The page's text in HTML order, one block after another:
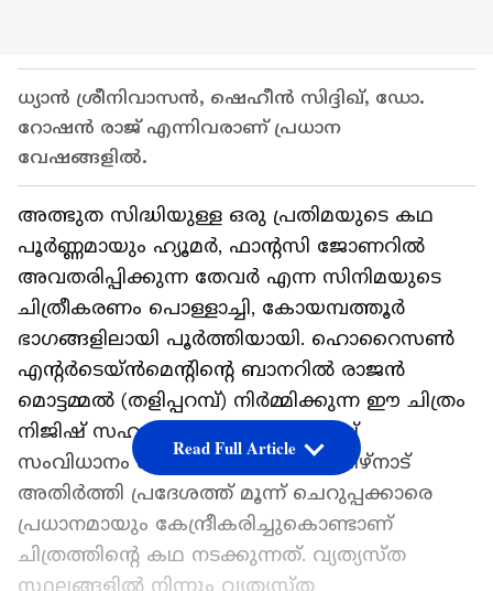
ധ്യാൻ ശ്രീനിവാസൻ, ഷെഹീൻ സിദ്ദിഖ്, ഡോ.
റോഷൻ രാജ് എന്നിവരാണ് പ്രധാന
വേഷങ്ങളിൽ.
അത്ഭുത സിദ്ധിയുള്ള ഒരു പ്രതിമയുടെ കഥ
പൂർണ്ണമായും ഹ്യൂമർ, ഫാൻ്റസി ജോണറിൽ
അവതരിപ്പിക്കുന്ന തേവർ എന്ന സിനിമയുടെ
ചിത്രീകരണം പൊള്ളാച്ചി, കോയമ്പത്തൂർ
ഭാഗങ്ങളിലായി പൂർത്തിയായി. ഹൊറൈസൺ
എൻ്റർടെയ്ന്‍‍മെന്റിന്റെ ബാനറിൽ രാജൻ
മൊട്ടമ്മൽ (തളിപ്പറമ്പ്) നിർമ്മിക്കുന്ന ഈ ചിത്രം
നിജിഷ് സഹദേവൻ തിരക്കഥ രചിച്ച്
സംവിധാനം ചെയ്യുന്നു. കേരള- തമിഴ്നാട്
അതിർത്തി പ്രദേശത്ത് മൂന്ന് ചെറുപ്പക്കാരെ
പ്രധാനമായും കേന്ദ്രീകരിച്ചുകൊണ്ടാണ്
ചിത്രത്തിന്റെ കഥ നടക്കുന്നത്. വ്യത്യസ്ത
സ്ഥലങ്ങളിൽ നിന്നും വ്യത്യസ്ത
Read Full Article